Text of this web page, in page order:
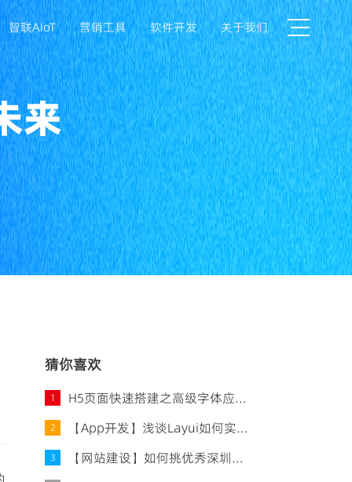
智联AIoT 营销工具 软件开发 关于我们
来
猜你喜欢
1 H5页面快速搭建之高级字体应用实践
2 【App开发】浅谈Layui如何实现input输入和选择
3 【网站建设】如何挑优秀深圳网站建设公司